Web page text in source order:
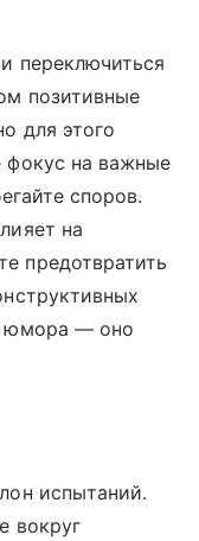
переключиться
позитивные
для этого
фокус на важные
споров.
на
предотвратить
юмора — оно
испытаний.
вокруг